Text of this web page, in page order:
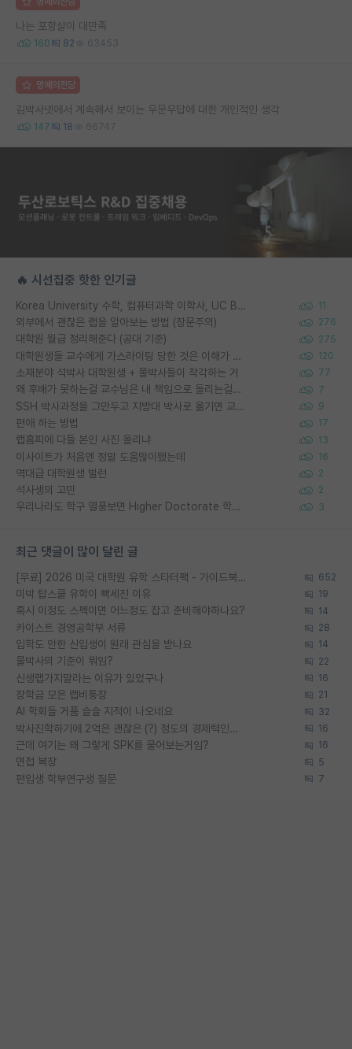
나는 포항살이 대만족
160 82 63453
명예의전당
김박사넷에서 계속해서 보이는 우문우답에 대한 개인적인 생각
147 18 66747
🔥 시선집중 핫한 인기글
Korea University 수학, 컴퓨터과학 이학사, UC Berkeley 산업공학 대학원 공학박사가 되는 것은 쉽지 않겠죠? 11
외부에서 괜찮은 랩을 알아보는 방법 (장문주의) 276
대학원 월급 정리해준다 (공대 기준) 275
대학원생들 교수에게 가스라이팅 당한 것은 이해가 갑니다. 안타깝네요. 120
소재분야 석박사 대학원생 + 물박사들이 착각하는 거 77
왜 후배가 못하는걸 교수님은 내 책임으로 돌리는걸까요? 7
SSH 박사과정을 그만두고 지방대 박사로 옮기면 교수의 꿈은 끝일까요? 9
편애 하는 방법 17
랩홈피에 다들 본인 사진 올리냐 13
이사이트가 처음엔 정말 도움많이됐는데 16
역대급 대학원생 빌런 2
석사생의 고민 2
우리나라도 학구 열풍보면 Higher Doctorate 학위가 필요하다고 봅니다. 3
최근 댓글이 많이 달린 글
[무료] 2026 미국 대학원 유학 스타터팩 - 가이드북 & 합격자 컨택메일 템플릿 652
미박 탑스쿨 유학이 빡세진 이유 19
혹시 이정도 스펙이면 어느정도 잡고 준비해야하나요? 14
카이스트 경영공학부 서류 28
입학도 안한 신입생이 원래 관심을 받나요 14
물박사의 기준이 뭐임? 22
신생랩가지말라는 이유가 있었구나 16
장학금 모은 랩비통장 21
AI 학회들 거품 슬슬 지적이 나오네요 32
박사진학하기에 2억은 괜찮은 (?) 정도의 경제력인가요 16
근데 여기는 왜 그렇게 SPK를 물어보는거임? 16
면접 복장 5
편입생 학부연구생 질문 7